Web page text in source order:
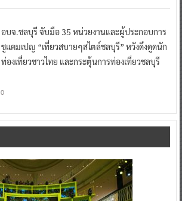
อบจ.ชลบุรี จับมือ 35 หน่วยงานและผู้ประกอบการ
ชูแคมเปญ “เที่ยวสบายๆสไตล์ชลบุรี” หวังดึงดูดนัก
ท่องเที่ยวชาวไทย และกระตุ้นการท่องเที่ยวชลบุรี
0